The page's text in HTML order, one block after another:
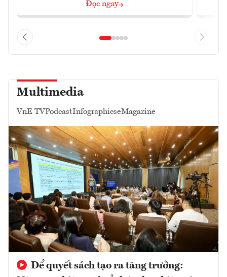
Đọc ngay
Multimedia
VnE TVPodcastInfographicseMagazine
Để quyết sách tạo ra tăng trưởng: